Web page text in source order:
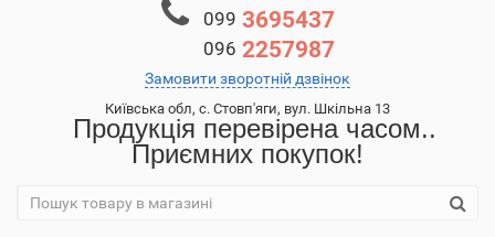
099 3695437
096 2257987
Замовити зворотній дзвінок
Київська обл, с. Стовп'яги, вул. Шкільна 13
Продукція перевірена часом..
Приємних покупок!